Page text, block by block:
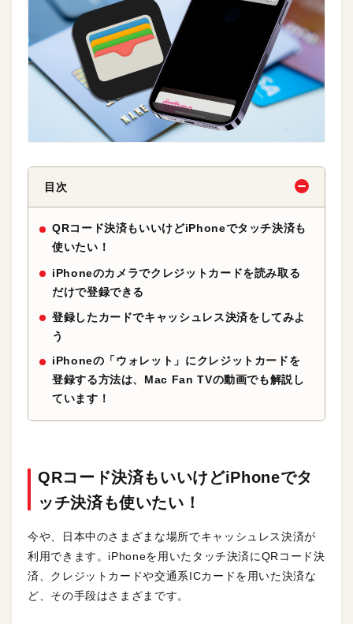
目次
QRコード決済もいいけどiPhoneでタッチ決済も
使いたい！
iPhoneのカメラでクレジットカードを読み取る
だけで登録できる
登録したカードでキャッシュレス決済をしてみよ
う
iPhoneの「ウォレット」にクレジットカードを
登録する方法は、Mac Fan TVの動画でも解説し
ています！
QRコード決済もいいけどiPhoneでタ
ッチ決済も使いたい！
今や、日本中のさまざまな場所でキャッシュレス決済が
利用できます。iPhoneを用いたタッチ決済にQRコード決
済、クレジットカードや交通系ICカードを用いた決済な
ど、その手段はさまざまです。